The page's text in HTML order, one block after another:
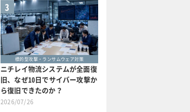
3
標的型攻撃・ランサムウェア対策
ニチレイ物流システムが全面復
旧、なぜ10日でサイバー攻撃か
ら復旧できたのか？
2026/07/26